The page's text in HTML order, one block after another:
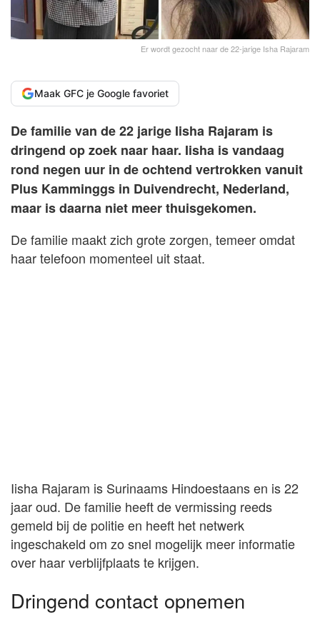
Er wordt gezocht naar de 22-jarige Isha Rajaram
Maak GFC je Google favoriet
De familie van de 22 jarige Iisha Rajaram is
dringend op zoek naar haar. Iisha is vandaag
rond negen uur in de ochtend vertrokken vanuit
Plus Kamminggs in Duivendrecht, Nederland,
maar is daarna niet meer thuisgekomen.
De familie maakt zich grote zorgen, temeer omdat
haar telefoon momenteel uit staat.
Iisha Rajaram is Surinaams Hindoestaans en is 22
jaar oud. De familie heeft de vermissing reeds
gemeld bij de politie en heeft het netwerk
ingeschakeld om zo snel mogelijk meer informatie
over haar verblijfplaats te krijgen.
Dringend contact opnemen